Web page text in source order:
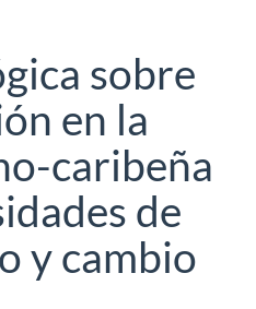
sobre
en la
caribeña
de
y cambio